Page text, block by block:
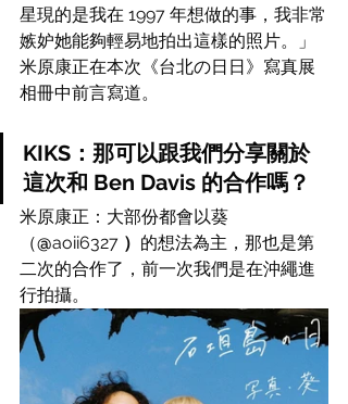
星現的是我在 1997 年想做的事，我非常
嫉妒她能夠輕易地拍出這樣的照片。」
米原康正在本次《台北の日日》寫真展
相冊中前言寫道。
KIKS：那可以跟我們分享關於
這次和 Ben Davis 的合作嗎？
米原康正：大部份都會以葵
（@aoii6327 ） 的想法為主，那也是第
二次的合作了，前一次我們是在沖繩進
行拍攝。